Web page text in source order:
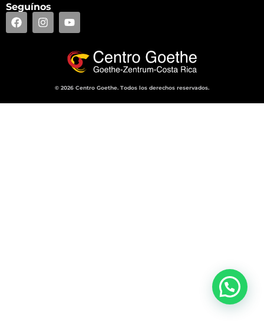
Seguínos
© 2026 Centro Goethe. Todos los derechos reservados.